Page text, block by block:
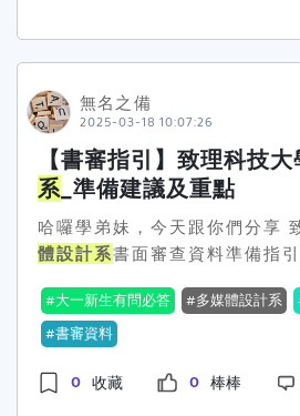
學」與「資訊科技」為兩大核
界脈動。系上不惜重資建置「
室」及「互動媒體設計實驗室
的AI動作捕捉設備、虛擬攝影
觸控互動教學牆。學生在校期
軟硬體，將天馬行空的創意轉
品，從靜態平面設計跨越到動
升跨領域的整合能力。 為了
的教育理念，聖約翰科大積極
目前已與華訊集團、中華龍網
夥伴關係。透過引進企業資源
僅能提早接觸職場生態，更能
是未來想從事多媒體動畫、網
無名之備
2025-03-18 10:07:26
【書審指引】致理科技
系 _準備建議及重點
哈囉學弟妹，今天跟你們分享
體設計系書面審查資料準備指
數位媒體與實作能力 的專業人
備： 創意思維與美感表達（擁有藝術設計或數位創
製作等技能）。 自主學習與團隊合作精神（參與專
大一新生有問必答 多媒體設計系
書審資料
0 收藏 0 棒棒